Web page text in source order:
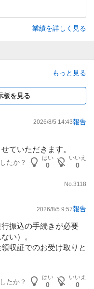
業績を詳しく見る
もっと見る
板を見る
2026/8/5 14:43報告
ていただきます。
たか？
はい
0
いいえ
0
No. 3118
2026/8/5 9:57報告
振込の手続きが必要
い）。
収証でのお受け取りと
たか？
はい
0
いいえ
0